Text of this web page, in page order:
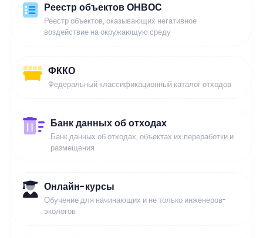
Реестр объектов ОНВОС
Реестр объектов, оказывающих негативное
воздействие на окружающую среду
ФККО
Федеральный классификационный каталог отходов
Банк данных об отходах
Банк данных об отходах, объектах их переработки и
размещения
Онлайн-курсы
Обучение для начинающих и не только инженеров-
экологов